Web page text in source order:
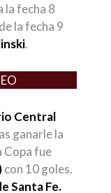
la fecha 8
la fecha 9
.
Central
ganarle la
Copa fue
con 10 goles.
Santa Fe.